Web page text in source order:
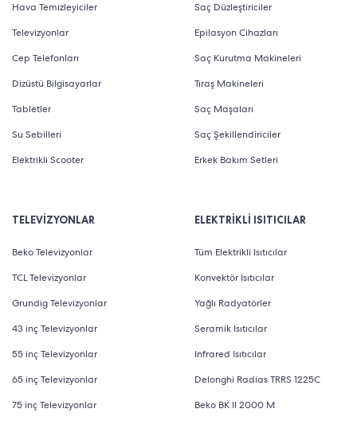
Hava Temizleyiciler
Televizyonlar
Cep Telefonları
Dizüstü Bilgisayarlar
Tabletler
Su Sebilleri
Elektrikli Scooter
Saç Düzleştiriciler
Epilasyon Cihazları
Saç Kurutma Makineleri
Tıraş Makineleri
Saç Maşaları
Saç Şekillendiriciler
Erkek Bakım Setleri
TELEVİZYONLAR
Beko Televizyonlar
TCL Televizyonlar
Grundig Televizyonlar
43 inç Televizyonlar
55 inç Televizyonlar
65 inç Televizyonlar
75 inç Televizyonlar
ELEKTRİKLİ ISITICILAR
Tüm Elektrikli Isıtıcılar
Konvektör Isıtıcılar
Yağlı Radyatörler
Seramik Isıtıcılar
Infrared Isıtıcılar
Delonghi Radias TRRS 1225C
Beko BK II 2000 M